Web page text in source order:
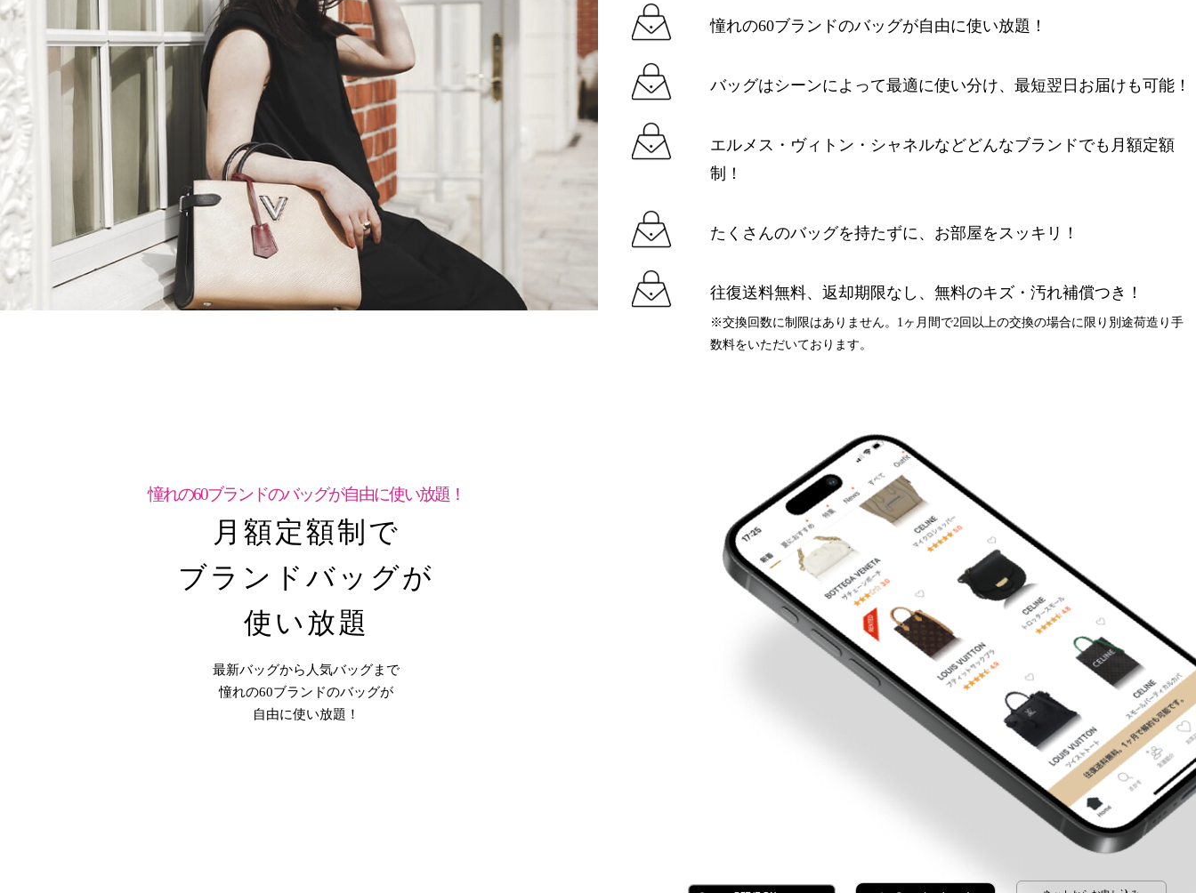
憧れの60ブランドのバッグが自由に使い放題！
バッグはシーンによって最適に使い分け、最短翌日お届けも可能！
エルメス・ヴィトン・シャネルなどどんなブランドでも月額定額
制！
たくさんのバッグを持たずに、 お部屋をスッキリ！
往復送料無料、返却期限なし、無料のキズ・汚れ補償つき！
※交換回数に制限はありません。 1ヶ月間で2回以上の交換の場合に限り 別途荷造り手
数料をいただいております。
憧れの60ブランドのバッグが自由に使い放題！
月額定額制で
ブランドバッグが
使い放題
最新バッグから人気バッグまで
憧れの60ブランドのバッグが
自由に使い放題！